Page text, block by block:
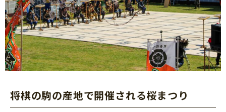
将棋の駒の産地で開催される桜まつり